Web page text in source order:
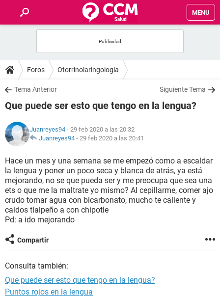
MENU
FOROS
SALUD
FAMILIA
NUTRICIÓN
BIENESTAR
SEXUALIDAD
GLOSARIO
Foros Otorrinolaringología
Tema Anterior Siguiente Tema
Que puede ser esto que tengo en la lengua?
Juanreyes94 - 29 feb 2020 a las 20:32
Juanreyes94 - 29 feb 2020 a las 20:41
Hace un mes y una semana se me empezó como a escaldar
la lengua y poner un poco seca y blanca de atrás, ya está
mejorando, no se que pueda ser y me preocupa que sea una
ets o que me la maltrate yo mismo? Al cepillarme, comer ajo
crudo tomar agua con bicarbonato, mucho te caliente y
caldos tlalpeño a con chipotle
Pd: a ido mejorando
Compartir
Consulta también:
Que puede ser esto que tengo en la lengua?
Puntos rojos en la lengua